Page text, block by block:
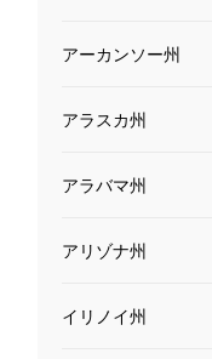
アーカンソー州
アラスカ州
アラバマ州
アリゾナ州
イリノイ州